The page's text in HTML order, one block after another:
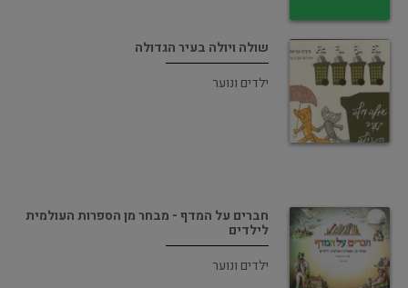
שולה ויולה בעיר הגדולה
ילדים ונוער
חברים על המדף - מבחר מן הספרות העולמית
לילדים
ילדים ונוער